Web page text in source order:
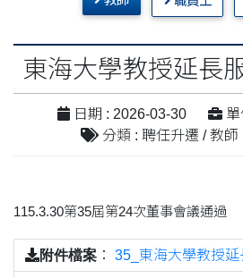
東海大學教授延長
日期 : 2026-03-30
分類 : 聘任升遷 / 教師
115.3.30第35屆第24次董事會議通過
附件檔案 ： 35_東海大學教授